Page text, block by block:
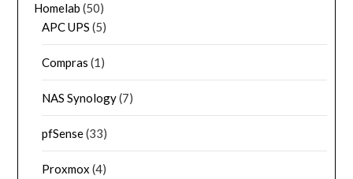
Homelab (50)
APC UPS (5)
Compras (1)
NAS Synology(7)
pfSense(33)
Proxmox (4)